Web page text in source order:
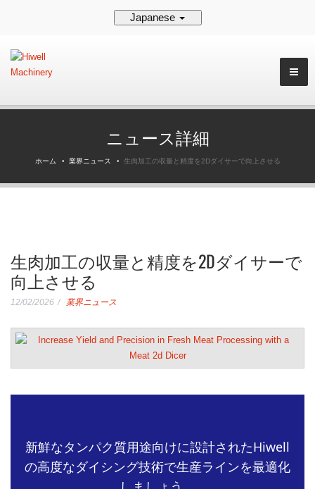
Japanese
ニュース詳細
ホーム 業界ニュース 生肉加工の収量と精度を2Dダイサーで向上させる
生肉加工の収量と精度を2Dダイサーで
向上させる
12/02/2026 業界ニュース